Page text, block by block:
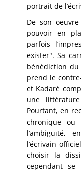
portrait de
De son
pouvoir en
parfois
exister". Sa
bénédiction
prend le
et Kadaré
une
Pourtant, en
chronique ou
l’ambiguïté,
l’écrivain
choisir la
cependant se